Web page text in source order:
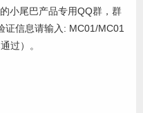
小尾巴产品专用QQ群，群
信息请输入: MC01/MC01
过）。